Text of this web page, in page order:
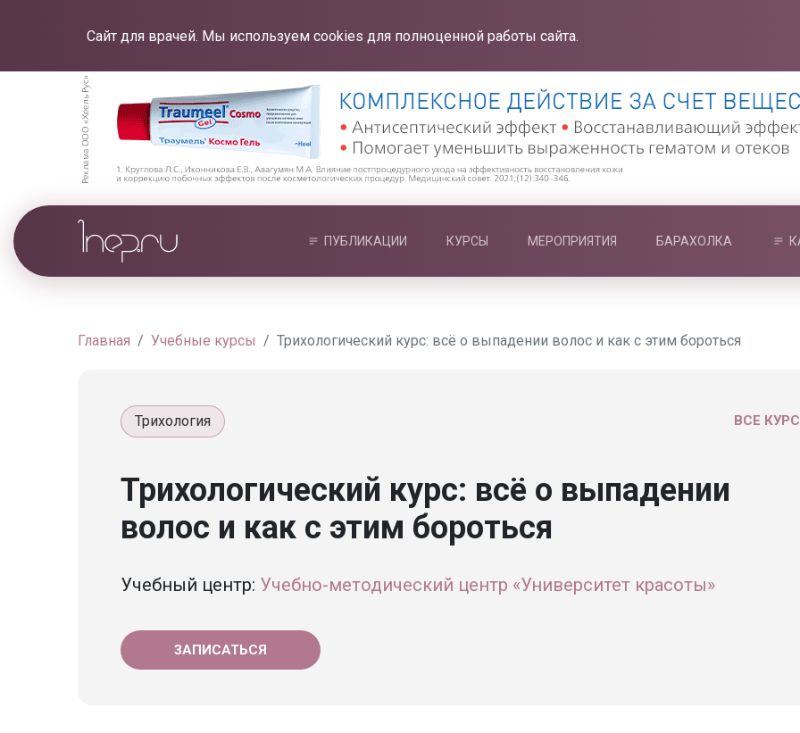
Сайт для врачей. Мы используем cookies для полноценной работы сайта.
ПУБЛИКАЦИИ КУРСЫ МЕРОПРИЯТИЯ БАРАХОЛКА
Главная Учебные курсы Трихологический курс: всё о выпадении волос и как с этим бороться
ВСЕ
Трихология
Трихологический курс: всё о выпадении
волос и как с этим бороться
Учебный центр: Учебно-методический центр «Университет красоты»
ЗАПИСАТЬСЯ